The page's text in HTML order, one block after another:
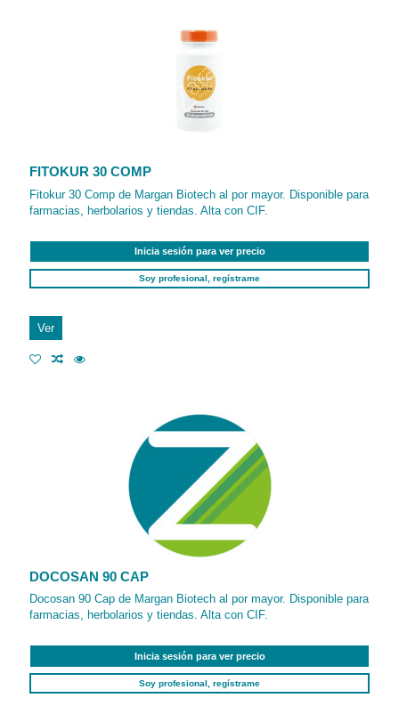
FITOKUR 30 COMP
Fitokur 30 Comp de Margan Biotech al por mayor. Disponible para
farmacias, herbolarios y tiendas. Alta con CIF.
Inicia sesión para ver precio
Soy profesional, regístrame
Ver
DOCOSAN 90 CAP
Docosan 90 Cap de Margan Biotech al por mayor. Disponible para
farmacias, herbolarios y tiendas. Alta con CIF.
Inicia sesión para ver precio
Soy profesional, regístrame